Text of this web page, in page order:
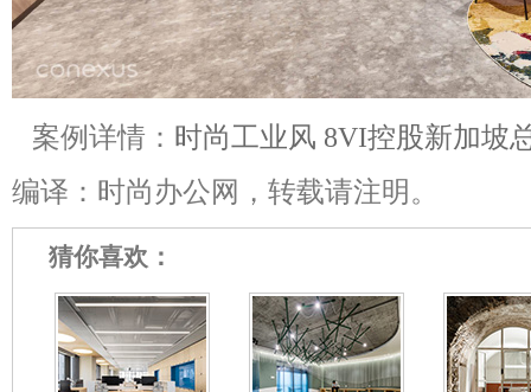
案例详情： 时尚工业风 8VI控股新加坡
编译：时尚办公网，转载请注明。
猜你喜欢：